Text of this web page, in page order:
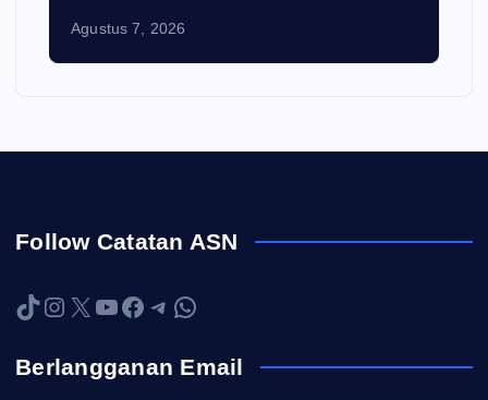
Agustus 7, 2026
Follow Catatan ASN
TikTok Instagram X YouTube Facebook Telegram WhatsApp
Berlangganan Email